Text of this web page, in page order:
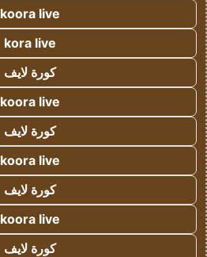
koora live
kora live
كورة لايف
koora live
كورة لايف
koora live
كورة لايف
koora live
كورة لايف